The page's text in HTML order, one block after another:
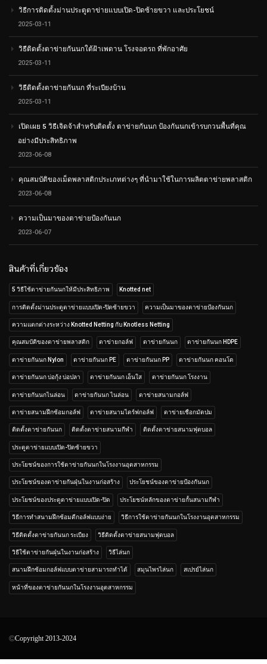
วิธีการติดตั้งม่านประตูตาข่ายแบบเปิด-ปิดซ้ายขวา และประโยชน์
2025-03-11
วิธีติดตั้งตาข่ายกันนกใต้ฝ้าเพดาน โรงจอดรถ ที่พักอาศัย
2025-03-11
วิธีติดตั้งตาข่ายกันนก ที่ระเบียงบ้าน
2025-03-11
เปิดเผย 5 วิธีเจิดจ้าสำหรับติดตั้ง ตาข่ายกันนก ป้องกันนกเข้ารบกวนพื้นที่คุณ
อย่างมีประสิทธิภาพ
2023-06-08
คุณสมบัติของเม็ดพลาสติกประเภทต่างๆ ที่นำมาใช้ในการผลิตตาข่ายพลาสติก
2023-06-08
ความเป็นมาของตาข่ายป้องกันนก
2023-06-07
สินค้าที่เกี่ยวข้อง
5 วิธีใช้ตาข่ายกันนกให้มีประสิทธิภาพ Knotted net
การติดตั้งม่านประตูตาข่ายแบบเปิด-ปิดซ้ายขวา ความเป็นมาของตาข่ายป้องกันนก
ความแตกต่างระหว่าง Knotted Netting กับ Knotless Netting
คุณสมบัติของตาข่ายพลาสติก ตาข่ายกอล์ฟ ตาข่ายกันนก ตาข่ายกันนก HDPE
ตาข่ายกันนก Nylon ตาข่ายกันนก PE ตาข่ายกันนก PP ตาข่ายกันนก คอนโด
ตาข่ายกันนก บ่อกุ้ง บ่อปลา ตาข่ายกันนก เอ็นใส ตาข่ายกันนก โรงงาน
ตาข่ายกันนกไนล่อน ตาข่ายกันนก ไนล่อน ตาข่ายสนามกอล์ฟ
ตาข่ายสนามฝึกซ้อมกอล์ฟ ตาข่ายสนามไดร์ฟกอล์ฟ ตาข่ายเชือกมัดปม
ติดตั้งตาข่ายกันนก ติดตั้งตาข่ายสนามกีฬา ติดตั้งตาข่ายสนามฟุตบอล
ประตูตาข่ายแบบเปิด-ปิดซ้ายขวา
ประโยชน์ของการใช้ตาข่ายกันนกในโรงงานอุตสาหกรรม
ประโยชน์ของตาข่ายกันฝุ่นในงานก่อสร้าง ประโยชน์ของตาข่ายป้องกันนก
ประโยชน์ของประตูตาข่ายแบบเปิด-ปิด ประโยชน์หลักของตาข่ายกั้นสนามกีฬา
วิธีการทำสนามฝึกซ้อมตีกอล์ฟแบบง่าย วิธีการใช้ตาข่ายกันนกในโรงงานอุตสาหกรรม
วิธีติดตั้งตาข่ายกันนก ระเบียง วิธีติดตั้งตาข่ายสนามฟุตบอล
วิธีใช้ตาข่ายกันฝุ่นในงานก่อสร้าง วิธีไล่นก
สนามฝึกซ้อมกอล์ฟแบบตาข่ายสามารถทำได้ สมุนไพรไล่นก สเปรย์ไล่นก
หน้าที่ของตาข่ายกันนกในโรงงานอุตสาหกรรม
Copyright 2013-2024